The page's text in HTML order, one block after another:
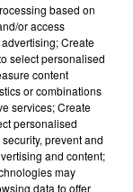
sur l’état de
1986. Âgé de 59
lors du
2018 où il avait
l'ancien
des
dépendance à
based on
or access
Create
select personalised
content
or combinations
services; Create
personalised
prevent and
and content;
may
data to offer